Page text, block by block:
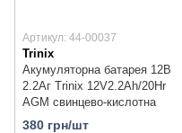
Артикул: 44-00037
Trinix
Акумуляторна батарея 12В
2.2Аг Trinix 12V2.2Ah/20Hr
AGM свинцево-кислотна
380 грн/шт